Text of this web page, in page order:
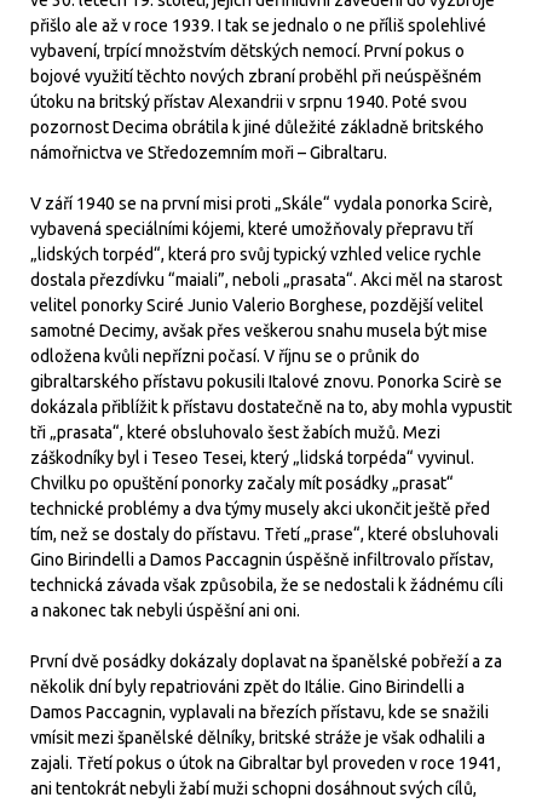
přišlo ale až v roce 1939. I tak se jednalo o ne příliš spolehlivé
vybavení, trpící množstvím dětských nemocí. První pokus o
bojové využití těchto nových zbraní proběhl při neúspěšném
útoku na britský přístav Alexandrii v srpnu 1940. Poté svou
pozornost Decima obrátila k jiné důležité základně britského
námořnictva ve Středozemním moři – Gibraltaru.
V září 1940 se na první misi proti „Skále“ vydala ponorka Scirè,
vybavená speciálními kójemi, které umožňovaly přepravu tří
„lidských torpéd“, která pro svůj typický vzhled velice rychle
dostala přezdívku “maiali”, neboli „prasata“. Akci měl na starost
velitel ponorky Sciré Junio Valerio Borghese, pozdější velitel
samotné Decimy, avšak přes veškerou snahu musela být mise
odložena kvůli nepřízni počasí. V říjnu se o průnik do
gibraltarského přístavu pokusili Italové znovu. Ponorka Scirè se
dokázala přiblížit k přístavu dostatečně na to, aby mohla vypustit
tři „prasata“, které obsluhovalo šest žabích mužů. Mezi
záškodníky byl i Teseo Tesei, který „lidská torpéda“ vyvinul.
Chvilku po opuštění ponorky začaly mít posádky „prasat“
technické problémy a dva týmy musely akci ukončit ještě před
tím, než se dostaly do přístavu. Třetí „prase“, které obsluhovali
Gino Birindelli a Damos Paccagnin úspěšně infiltrovalo přístav,
technická závada však způsobila, že se nedostali k žádnému cíli
a nakonec tak nebyli úspěšní ani oni.
První dvě posádky dokázaly doplavat na španělské pobřeží a za
několik dní byly repatriováni zpět do Itálie. Gino Birindelli a
Damos Paccagnin, vyplavali na březích přístavu, kde se snažili
vmísit mezi španělské dělníky, britské stráže je však odhalili a
zajali. Třetí pokus o útok na Gibraltar byl proveden v roce 1941,
ani tentokrát nebyli žabí muži schopni dosáhnout svých cílů,